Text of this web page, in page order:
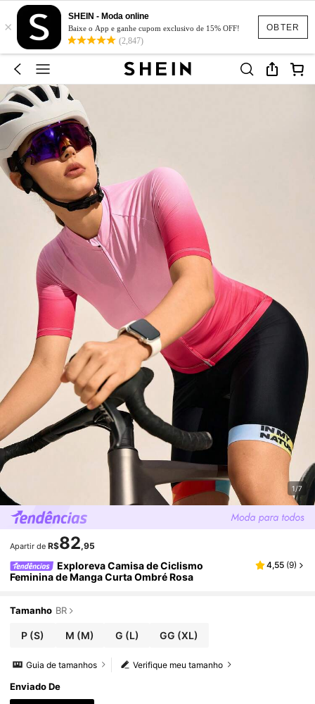
OBTER
×
SHEIN - Moda online
Baixe o App e ganhe cupom exclusivo de 15% OFF!
(2,847)
1/7
Apartir de R$82,95
Exploreva Camisa de Ciclismo
Feminina de Manga Curta Ombré Rosa
4,55 (9)
Tamanho BR
P (S) M (M) G (L) GG (XL)
Verifique meu tamanho
Guia de tamanhos
Enviado De